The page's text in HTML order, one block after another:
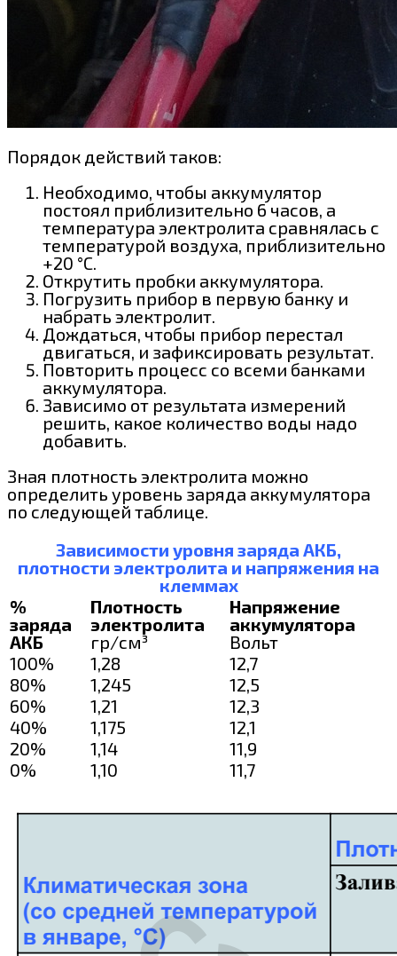
Порядок действий таков:
Необходимо, чтобы аккумулятор
постоял приблизительно 6 часов, а
температура электролита сравнялась с
температурой воздуха, приблизительно
+20 °С.
Открутить пробки аккумулятора.
Погрузить прибор в первую банку и
набрать электролит.
Дождаться, чтобы прибор перестал
двигаться, и зафиксировать результат.
Повторить процесс со всеми банками
аккумулятора.
Зависимо от результата измерений
решить, какое количество воды надо
добавить.
Зная плотность электролита можно
определить уровень заряда аккумулятора
по следующей таблице.
Зависимости уровня заряда АКБ,
плотности электролита и напряжения на
клеммах
%
заряда
АКБ
Плотность
электролита
гр/cм³
Напряжение
аккумулятора
Вольт
100%
1,28
12,7
80%
1,245
12,5
60%
1,21
12,3
40%
1,175
12,1
20%
1,14
11,9
0%
1,10 11,7